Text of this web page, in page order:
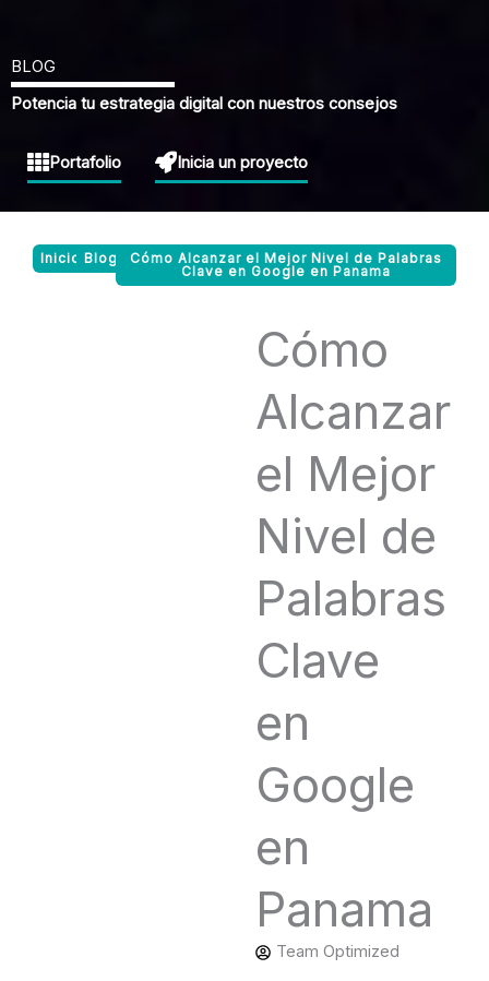
BLOG
Potencia tu estrategia digital con nuestros consejos
Portafolio Inicia un proyecto
Inicio Blog
Cómo Alcanzar el Mejor Nivel de Palabras
Clave en Google en Panama
Cómo
Alcanzar
el Mejor
Nivel de
Palabras
Clave
en
Google
en
Panama
Team Optimized